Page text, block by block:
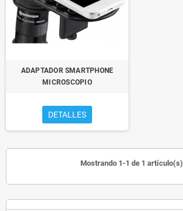
ADAPTADOR SMARTPHONE
MICROSCOPIO
DETALLES
Mostrando 1-1 de 1 artículo(s)